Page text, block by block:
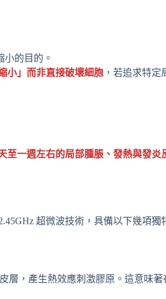
的目的。
小」而非直接破壞細胞 ，若追求特定
至一週左右的局部腫脹、發熱與發炎
超微波技術，具備以下幾項獨
層，產生熱效應刺激膠原。這意味